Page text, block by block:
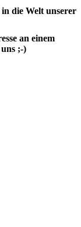
die Welt unserer
an einem
;-)